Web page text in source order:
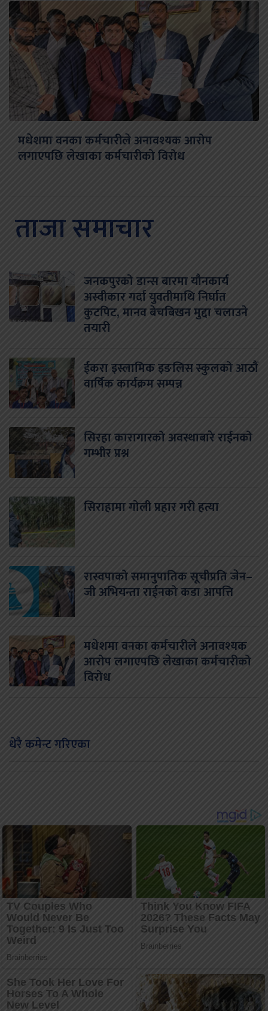
मधेशमा वनका कर्मचारीले अनावश्यक आरोप
लगाएपछि लेखाका कर्मचारीको विरोध
ताजा समाचार
जनकपुरको डान्स बारमा यौनकार्य
अस्वीकार गर्दा युवतीमाथि निर्घात
कुटपिट, मानव बेचबिखन मुद्दा चलाउने
तयारी
ईकरा इस्लामिक इङलिस स्कुलको आठौं
वार्षिक कार्यक्रम सम्पन्न
सिरहा कारागारको अवस्थाबारे राईनको
गम्भीर प्रश्न
सिराहामा गोली प्रहार गरी हत्या
रास्वपाको समानुपातिक सूचीप्रति जेन–
जी अभियन्ता राईनको कडा आपत्ति
मधेशमा वनका कर्मचारीले अनावश्यक
आरोप लगाएपछि लेखाका कर्मचारीको
विरोध
धेरै कमेन्ट गरिएका